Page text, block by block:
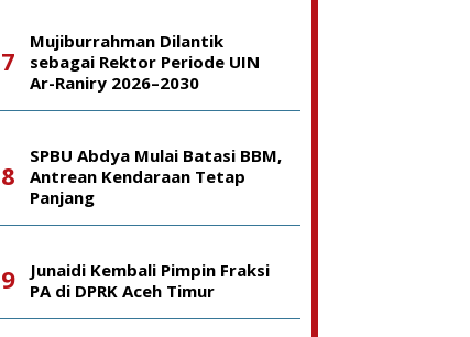
Mujiburrahman Dilantik
sebagai Rektor Periode UIN
Ar-Raniry 2026–2030
SPBU Abdya Mulai Batasi BBM,
Antrean Kendaraan Tetap
Panjang
Junaidi Kembali Pimpin Fraksi
PA di DPRK Aceh Timur